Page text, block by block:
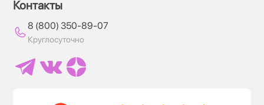
Контакты
8 (800) 350-89-07
Круглосуточно